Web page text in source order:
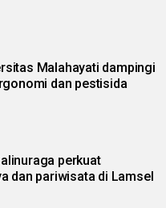
Malahayati dampingi
dan pestisida
perkuat
dan pariwisata di Lamsel